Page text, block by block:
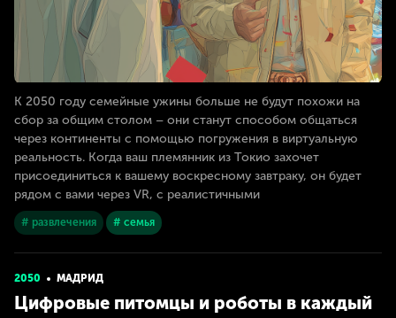
К 2050 году семейные ужины больше не будут похожи на
сбор за общим столом – они станут способом общаться
через континенты с помощью погружения в виртуальную
реальность. Когда ваш племянник из Токио захочет
присоединиться к вашему воскресному завтраку, он будет
рядом с вами через VR, с реалистичными
# развлечения # семья
2050 МАДРИД
Цифровые питомцы и роботы в каждый